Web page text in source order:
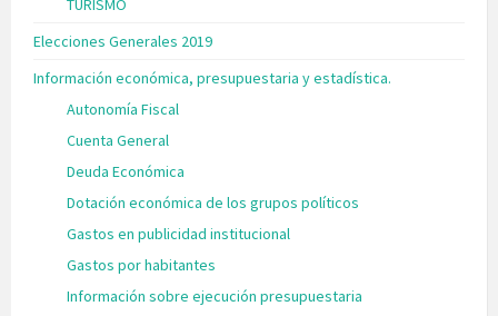
TURISMO
Elecciones Generales 2019
Información económica, presupuestaria y estadística.
Autonomía Fiscal
Cuenta General
Deuda Económica
Dotación económica de los grupos políticos
Gastos en publicidad institucional
Gastos por habitantes
Información sobre ejecución presupuestaria